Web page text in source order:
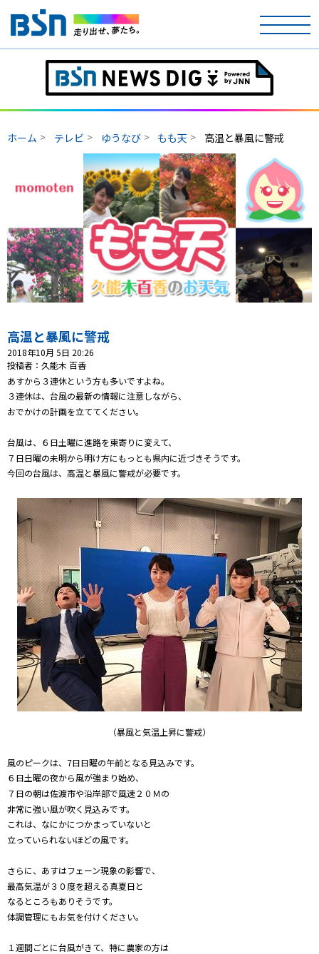
テレビ
ラジオ
アナウンサー
イベント
ニュース
プレゼント
コンテンツ・アプリ
ショッピング
会社概要・ビジョン
お問い合わせ
ホーム テレビ ゆうなび もも天 高温と暴風に警戒
高温と暴風に警戒
2018年10月 5日 20:26
投稿者：久能木 百香
あすから３連休という方も多いですよね。
３連休は、台風の最新の情報に注意しながら、
おでかけの計画を立ててください。
台風は、６日土曜に進路を東寄りに変えて、
７日日曜の未明から明け方にもっとも県内に近づきそうです。
今回の台風は、高温と暴風に警戒が必要です。
（暴風と気温上昇に警戒）
風のピークは、7日日曜の午前となる見込みです。
６日土曜の夜から風が強まり始め、
７日の朝は佐渡市や沿岸部で風速２０Ｍの
非常に強い風が吹く見込みです。
これは、なにかにつかまっていないと
立っていられないほどの風です。
さらに、あすはフェーン現象の影響で、
最高気温が３０度を超える真夏日と
なるところもありそうです。
体調管理にもお気を付けください。
１週間ごとに台風がきて、特に農家の方は